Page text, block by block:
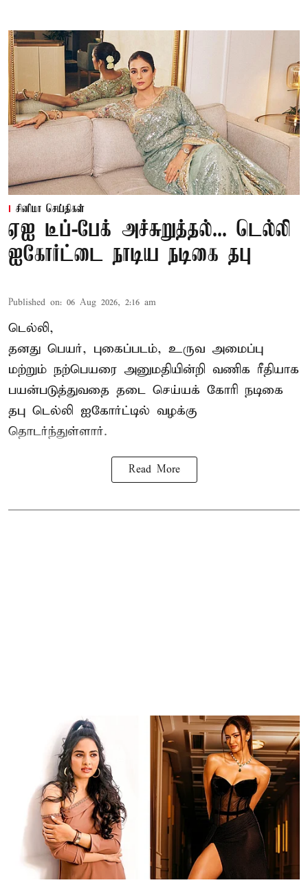
சினிமா செய்திகள்
ஏஐ டீப்-பேக் அச்சுறுத்தல்... டெல்லி
ஐகோர்ட்டை நாடிய நடிகை தபு
Published on: 06 Aug 2026, 2:16 am
டெல்லி,
தனது பெயர், புகைப்படம், உருவ அமைப்பு
மற்றும் நற்பெயரை அனுமதியின்றி வணிக ரீதியாக
பயன்படுத்துவதை தடை செய்யக் கோரி நடிகை
தபு டெல்லி ஐகோர்ட்டில் வழக்கு
தொடர்ந்துள்ளார்.
Read More